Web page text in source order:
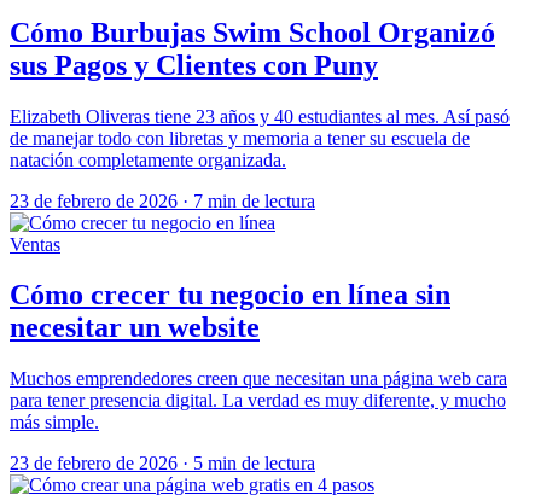
Cómo Burbujas Swim School Organizó
sus Pagos y Clientes con Puny
Elizabeth Oliveras tiene 23 años y 40 estudiantes al mes. Así pasó
de manejar todo con libretas y memoria a tener su escuela de
natación completamente organizada.
23 de febrero de 2026 · 7 min de lectura
Ventas
Cómo crecer tu negocio en línea sin
necesitar un website
Muchos emprendedores creen que necesitan una página web cara
para tener presencia digital. La verdad es muy diferente, y mucho
más simple.
23 de febrero de 2026 · 5 min de lectura